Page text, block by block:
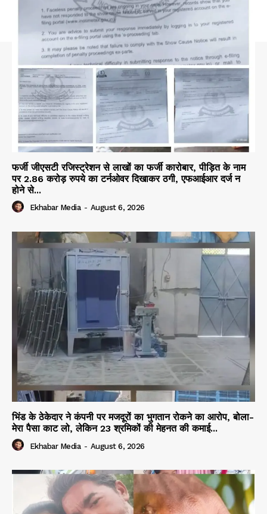
फर्जी जीएसटी रजिस्ट्रेशन से लाखों का फर्जी कारोबार, पीड़ित के नाम
पर 2.86 करोड़ रुपये का टर्नओवर दिखाकर ठगी, एफआईआर दर्ज न
होने से...
Ekhabar Media - August 6, 2026
भिंड के ठेकेदार ने कंपनी पर मजदूरों का भुगतान रोकने का आरोप, बोला-
मेरा पैसा काट लो, लेकिन 23 श्रमिकों की मेहनत की कमाई...
Ekhabar Media - August 6, 2026